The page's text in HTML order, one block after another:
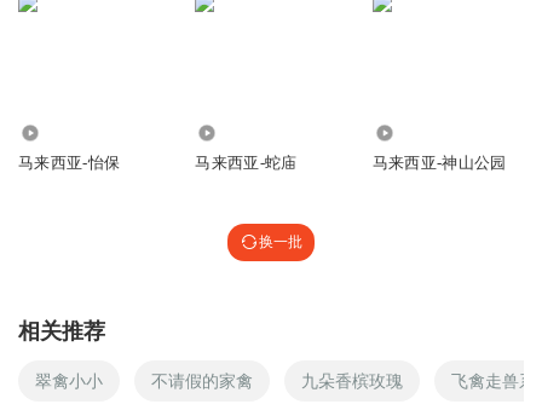
马来西亚-怡保 马来西亚-蛇庙 马来西亚-神山公园
换一批
相关推荐
翠禽小小 不请假的家禽 九朵香槟玫瑰 飞禽走兽系